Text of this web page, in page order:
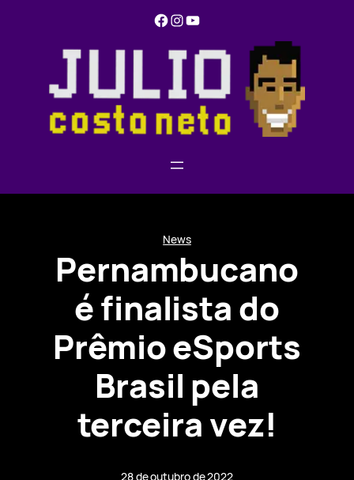
Facebook Instagram YouTube
News
Pernambucano
é finalista do
Prêmio eSports
Brasil pela
terceira vez!
28 de outubro de 2022